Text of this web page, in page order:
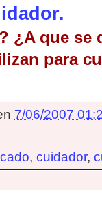
¿A que se
para
7/06/2007
,cuidador,